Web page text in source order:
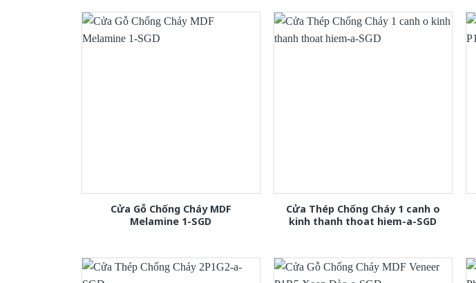
Cửa Gỗ Chống Cháy MDF
Melamine 1-SGD
Cửa Thép Chống Cháy 1 canh o
kinh thanh thoat hiem-a-SGD